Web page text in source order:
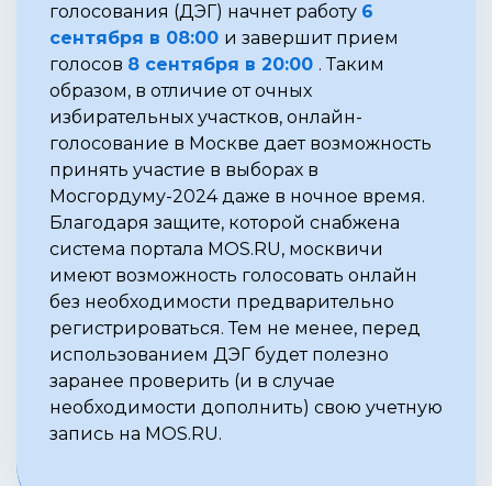
голосования (ДЭГ) начнет работу 6
сентября в 08:00 и завершит прием
голосов 8 сентября в 20:00 . Таким
образом, в отличие от очных
избирательных участков, онлайн-
голосование в Москве дает возможность
принять участие в выборах в
Мосгордуму-2024 даже в ночное время.
Благодаря защите, которой снабжена
система портала MOS.RU, москвичи
имеют возможность голосовать онлайн
без необходимости предварительно
регистрироваться. Тем не менее, перед
использованием ДЭГ будет полезно
заранее проверить (и в случае
необходимости дополнить) свою учетную
запись на MOS.RU.